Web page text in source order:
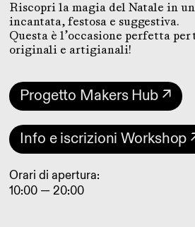
Riscopri la magia del Natale in
incantata, festosa e suggestiva.
Questa è l’occasione perfetta
originali e artigianali!
Progetto Makers Hub ↗
Info e iscrizioni Workshop
Orari di apertura:
10:00 — 20:00